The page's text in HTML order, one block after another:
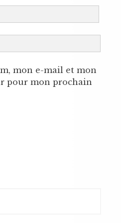
mon e-mail et mon
pour mon prochain